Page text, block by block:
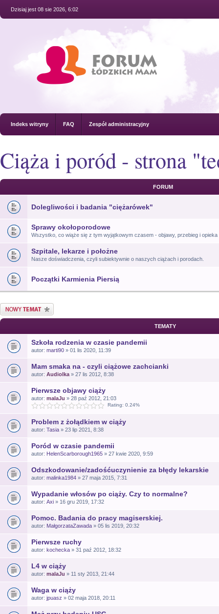
Dzisiaj jest 08 sie 2026, 6:02
Indeks witryny FAQ Zespół administracyjny
Ciąża i poród - strona
FORUM
Dolegliwości i badania "ciężarówek"
Sprawy okołoporodowe
Wszystko, co wiąże się z tym wyjątkowym czasem - objawy, przebieg i opieka
Szpitale, lekarze i położne
Nasze doświadczenia, czyli subiektywnie o naszych ciążach i porodach.
Początki Karmienia Piersią
Nowy temat
TEMATY
Szkoła rodzenia w czasie pandemii
autor: marti90 » 01 lis 2020, 11:39
Mam smaka na - czyli ciążowe zachcianki
autor: Audiolka » 27 lis 2012, 8:38
Pierwsze objawy ciąży
autor: malaJu » 28 paź 2012, 21:03
Rating: 0.24%
Problem z żołądkiem w ciąży
autor: Tasia » 23 lip 2021, 8:38
Poród w czasie pandemii
autor: HelenScarborough1965 » 27 kwie 2020, 9:59
Odszkodowanie/zadośćuczynienie za błędy lekarskie
autor: malinka1984 » 27 maja 2015, 7:31
Wypadanie włosów po ciąży. Czy to normalne?
autor: Axi » 16 gru 2019, 17:32
Pomoc. Badania do pracy magiserskiej.
autor: MałgorzataZawada » 05 lis 2019, 20:32
Pierwsze ruchy
autor: kochecka » 31 paź 2012, 18:32
L4 w ciąży
autor: malaJu » 11 sty 2013, 21:44
Waga w ciąży
autor: jpuasz » 02 maja 2018, 20:11